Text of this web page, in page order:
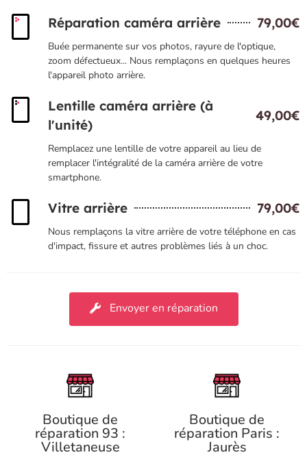
Réparation caméra arrière 79,00€
Buée permanente sur vos photos, rayure de l'optique,
zoom défectueux... Nous remplaçons en quelques heures
l'appareil photo arrière.
Lentille caméra arrière (à
l'unité)
49,00€
Remplacez une lentille de votre appareil au lieu de
remplacer l'intégralité de la caméra arrière de votre
smartphone.
Vitre arrière 79,00€
Nous remplaçons la vitre arrière de votre téléphone en cas
d'impact, fissure et autres problèmes liés à un choc.
Envoyer en réparation
Boutique de
réparation 93 :
Villetaneuse
Boutique de
réparation Paris :
Jaurès